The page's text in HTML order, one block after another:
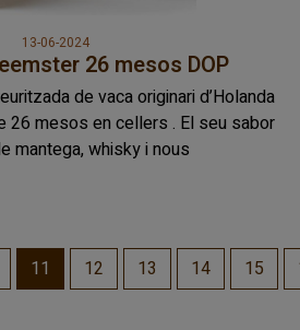
13-06-2024
26 mesos DOP
de vaca originari d’Holanda
26 mesos en cellers . El seu sabor
mantega, whisky i nous
11 12 13 14 15